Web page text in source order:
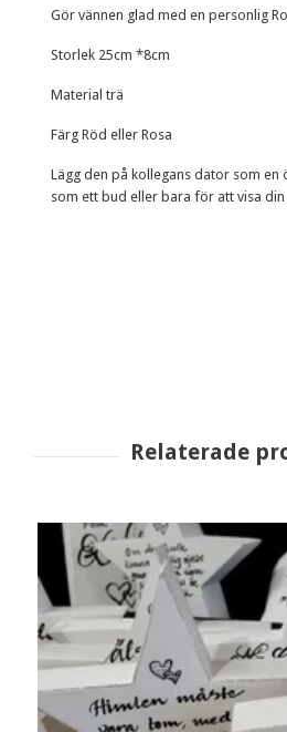
Gör vännen glad med en personlig
Storlek 25cm *8cm
Material trä
Färg Röd eller Rosa
Lägg den på kollegans dator som en
som ett bud eller bara för att visa